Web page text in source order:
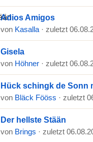
Adios Amigos
von Kasalla · zuletzt
Gisela
von Höhner · zuletzt
Hück schingk de Sonn
von Bläck Fööss · zuletzt
Der hellste Stään
von Brings · zuletzt